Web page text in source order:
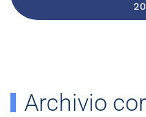
Archivio